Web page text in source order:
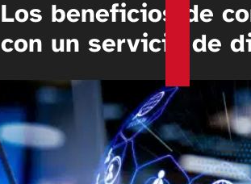
Los beneficios de
con un servicio de